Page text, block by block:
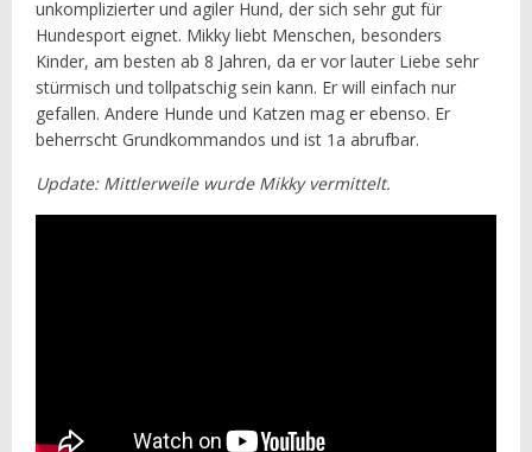
unkomplizierter und agiler Hund, der sich sehr gut für
Hundesport eignet. Mikky liebt Menschen, besonders
Kinder, am besten ab 8 Jahren, da er vor lauter Liebe sehr
stürmisch und tollpatschig sein kann. Er will einfach nur
gefallen. Andere Hunde und Katzen mag er ebenso. Er
beherrscht Grundkommandos und ist 1a abrufbar.
Update: Mittlerweile wurde Mikky vermittelt.